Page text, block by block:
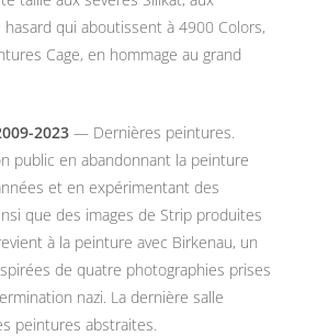
qui aboutissent à 4900 Colors,
Cage, en hommage au grand
2023 — Dernières peintures.
public en abandonnant la peinture
et en expérimentant des
que des images de Strip produites
à la peinture avec Birkenau, un
de quatre photographies prises
nazi. La dernière salle
peintures abstraites.